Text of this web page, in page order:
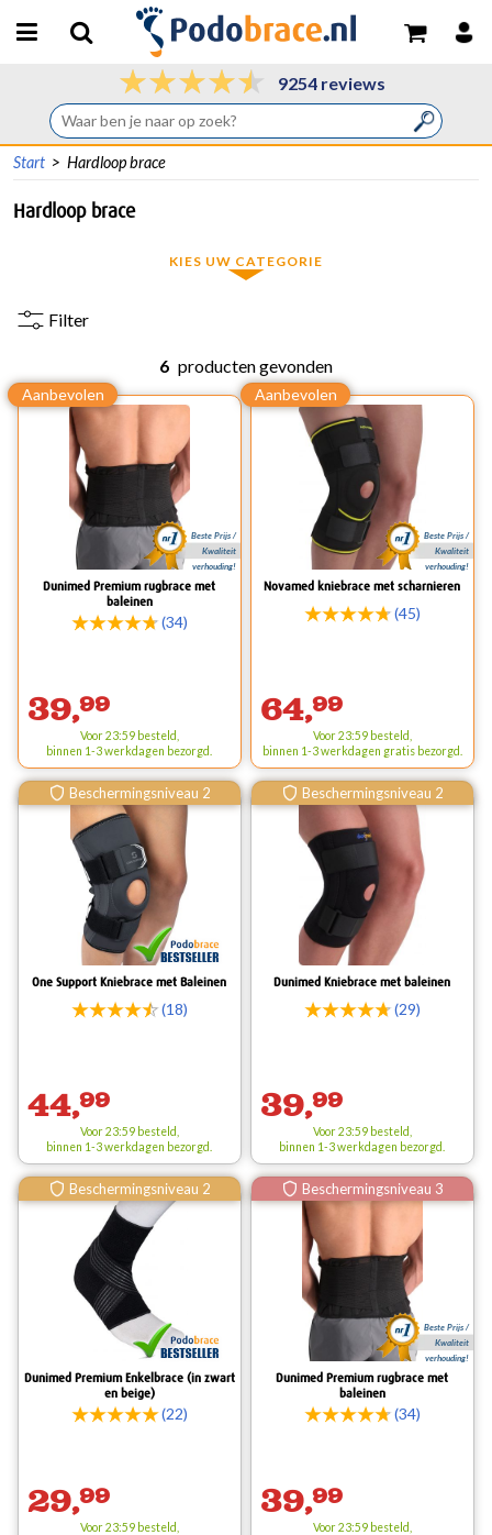
9254 reviews
Start > Hardloop brace
Hardloop brace
KIES UW CATEGORIE
Beste Prijs /
Kwaliteit
verhouding!
Dunimed Premium rugbrace met
baleinen
(34)
39,99
Voor 23:59 besteld,
binnen 1-3 werkdagen bezorgd.
Beste Prijs /
Kwaliteit
verhouding!
Novamed kniebrace met scharnieren
(45)
64,99
Voor 23:59 besteld,
binnen 1-3 werkdagen gratisbezorgd.
Filter
6 producten gevonden
Beschermingsniveau 2
One Support Kniebrace met Baleinen
(18)
44,99
Voor 23:59 besteld,
binnen 1-3 werkdagen bezorgd.
Beschermingsniveau 2
Dunimed Kniebrace met baleinen
(29)
39,99
Voor 23:59 besteld,
binnen 1-3 werkdagen bezorgd.
Beschermingsniveau 2
Dunimed Premium Enkelbrace (in zwart
en beige)
(22)
29,99
Voor 23:59 besteld,
Beschermingsniveau 3
Beste Prijs /
Kwaliteit
verhouding!
Dunimed Premium rugbrace met
baleinen
(34)
39,99
Voor 23:59 besteld,